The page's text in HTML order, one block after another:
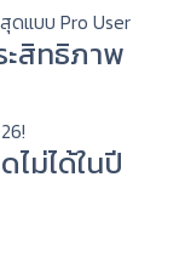
ะสิทธิภาพ
ม่ได้ในปี